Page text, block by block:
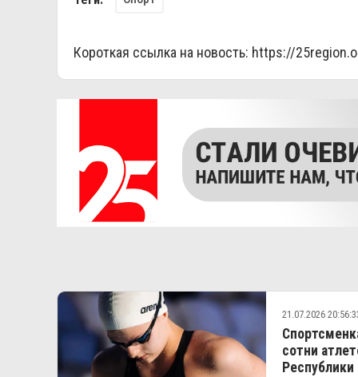
Короткая ссылка на новость: https://
21.07.2026
сотни
Республики